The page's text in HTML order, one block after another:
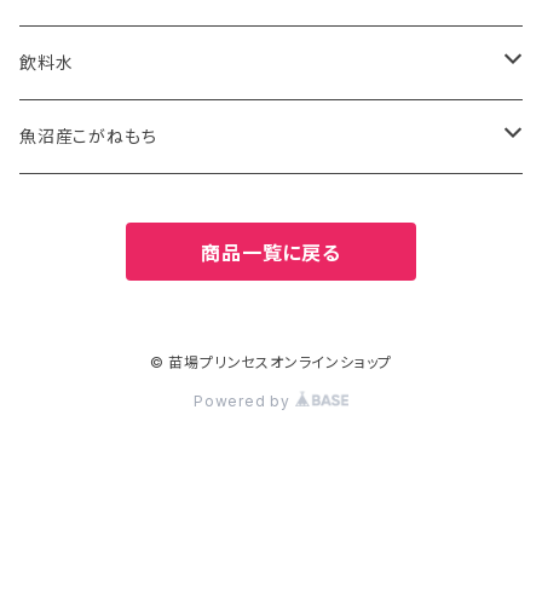
5kg
ふのりそば
有機JAS認証米
特別栽培米
飲料水
お水
魚沼産こがねもち
商品一覧に戻る
© 苗場プリンセスオンラインショップ
Powered by